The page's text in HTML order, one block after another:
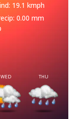
19.1 kmph
0.00 mm
WED THU